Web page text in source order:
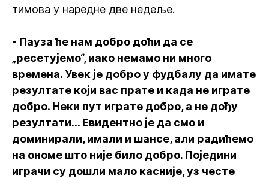
тимова у наредне две недеље.
- Пауза ће нам добро доћи да се
„ресетујемо“, иако немамо ни много
времена. Увек је добро у фудбалу да имате
резултате који вас прате и када не играте
добро. Неки пут играте добро, а не дођу
резултати... Евидентно је да смо и
доминирали, имали и шансе, али радићемо
на ономе што није било добро. Поједини
играчи су дошли мало касније, уз честе